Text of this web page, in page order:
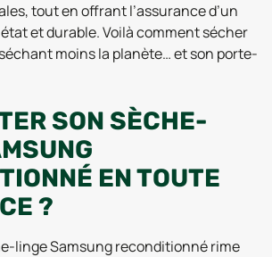
tout en offrant l’assurance d’un
et durable. Voilà comment sécher
moins la planète… et son porte-
SON SÈCHE-
EN TOUTE
?
linge Samsung reconditionné rime